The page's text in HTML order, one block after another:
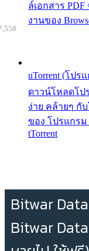
ล์เอกสาร
งานของ
uTorrent (โปร
ดาวน์โหลดโป
ง่าย คล้ายๆ กั
ของ โปรแกรม
tTorrent
Bitwar
Bitwar